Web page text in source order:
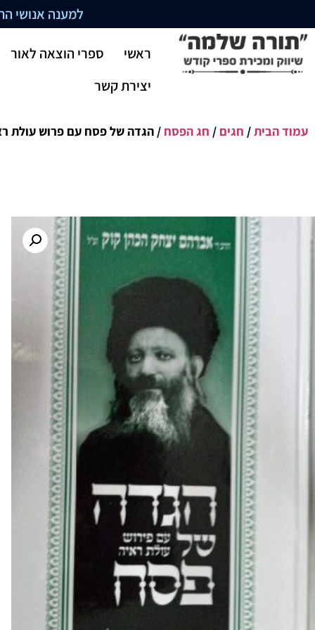
למענה אנושי התקשרו
ראשי
ספרי הוצאה לאור
יצירת קשר
עמוד הבית/ חגים / חג הפסח / הגדה של פסח עם פרוש עולת